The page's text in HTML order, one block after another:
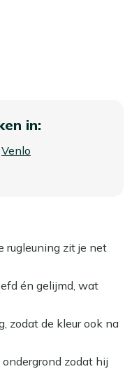
in:
Venlo
rugleuning zit je net
én gelijmd, wat
zodat de kleur ook na
zodat hij